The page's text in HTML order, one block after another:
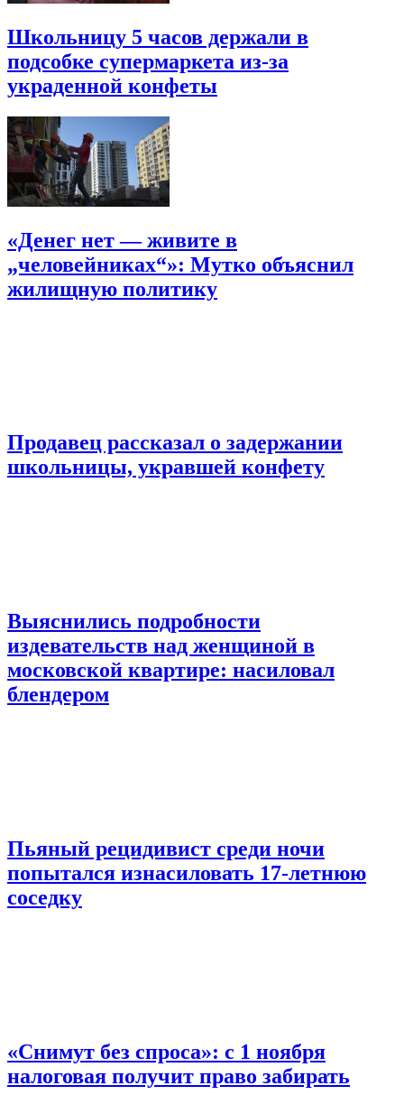
Школьницу 5 часов держали в
подсобке супермаркета из-за
украденной конфеты
«Денег нет — живите в
„человейниках“»: Мутко объяснил
жилищную политику
Продавец рассказал о задержании
школьницы, укравшей конфету
Выяснились подробности
издевательств над женщиной в
московской квартире: насиловал
блендером
Пьяный рецидивист среди ночи
попытался изнасиловать 17-летнюю
соседку
«Снимут без спроса»: с 1 ноября
налоговая получит право забирать